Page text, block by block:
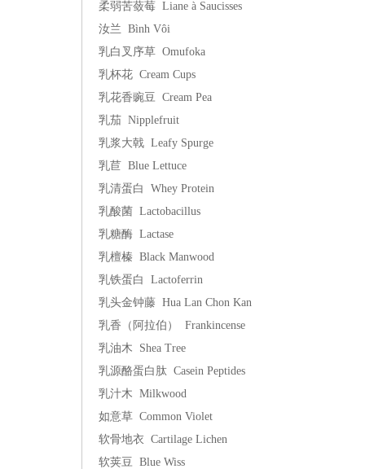
柔弱苦蔹莓 Liane à Saucisses
汝兰 Bình Vôi
乳白叉序草 Omufoka
乳杯花 Cream Cups
乳花香豌豆 Cream Pea
乳茄 Nipplefruit
乳浆大戟 Leafy Spurge
乳苣 Blue Lettuce
乳清蛋白 Whey Protein
乳酸菌 Lactobacillus
乳糖酶 Lactase
乳檀榛 Black Manwood
乳铁蛋白 Lactoferrin
乳头金钟藤 Hua Lan Chon Kan
乳香（阿拉伯） Frankincense
乳油木 Shea Tree
乳源酪蛋白肽 Casein Peptides
乳汁木 Milkwood
如意草 Common Violet
软骨地衣 Cartilage Lichen
软荚豆 Blue Wiss